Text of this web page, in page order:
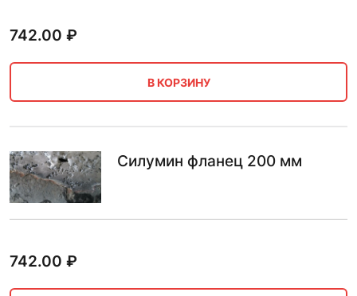
742.00 ₽
В КОРЗИНУ
Силумин фланец 200 мм
742.00 ₽